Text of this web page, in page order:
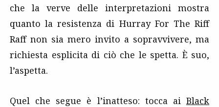
che la verve delle interpretazioni mostra
quanto la resistenza di Hurray For The Riff
Raff non sia mero invito a sopravvivere, ma
richiesta esplicita di ciò che le spetta. È suo,
l’aspetta.
Quel che segue è l’inatteso: tocca ai Black